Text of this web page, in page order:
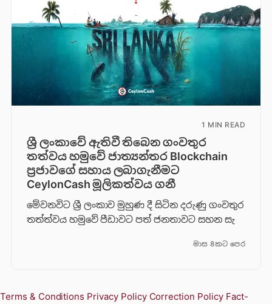
1 MIN READ
ශ්‍රී ලංකාවේ ඇතිවී තිබෙන ගංවතුර
තත්වය හමුවේ ජාත්‍යන්තර Blockchain
ප්‍රජාවගේ සහාය ලබාගැනීමට
CeylonCash මූලිකත්වය ග​නී
මේවනවිට ශ්‍රී ලංකාව මුහුණ දී සිටින දරුණු ගංවතුර
තත්ත්වය හමුවේ පීඩාවට පත් ජනතාවට සහන සැ
මාස 8කට පෙර
Terms & Conditions Privacy Policy Correction Policy Fact-